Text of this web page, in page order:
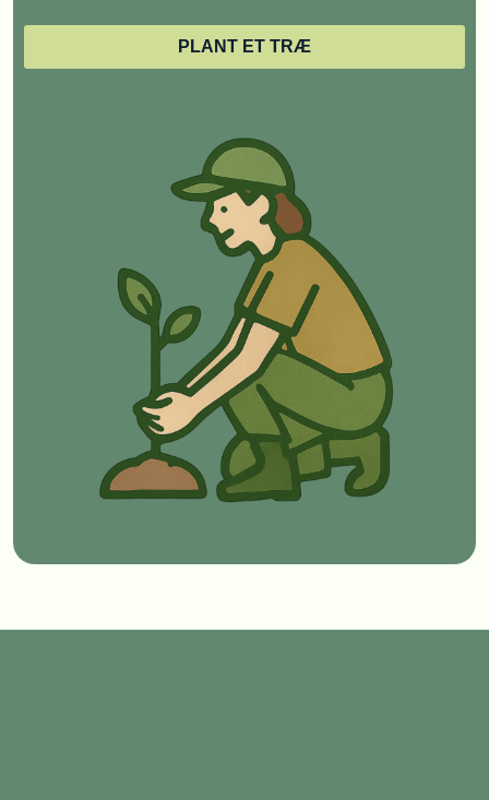
PLANT ET TRÆ